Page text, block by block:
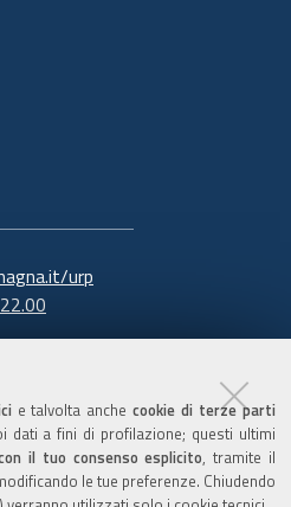
e talvolta anchecookie di terze parti
dati a fini di profilazione; questi ultimi
il tuo consenso esplicito, tramite il
le tue preferenze. Chiudendo
urp